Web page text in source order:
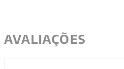
AVALIAÇÕES